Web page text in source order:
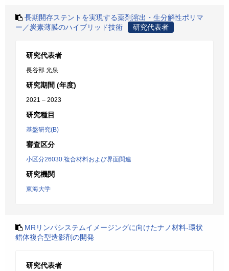
長期開存ステントを実現する薬剤溶出・生分解性ポリマ
ー／炭素薄膜のハイブリッド技術
研究代表者
研究代表者
長谷部 光泉
研究期間 (年度)
2021 – 2023
研究種目
基盤研究(B)
審査区分
小区分26030:複合材料および界面関連
研究機関
東海大学
MRリンパシステムイメージングに向けたナノ材料-環状
錯体複合型造影剤の開発
研究代表者